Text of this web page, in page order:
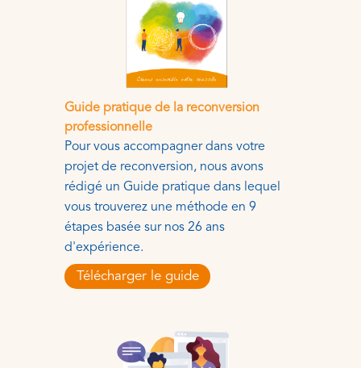
Guide pratique de la reconversion
professionnelle
Pour vous accompagner dans votre
projet de reconversion, nous avons
rédigé un Guide pratique dans lequel
vous trouverez une méthode en 9
étapes basée sur nos 26 ans
d'expérience.
Télécharger le guide